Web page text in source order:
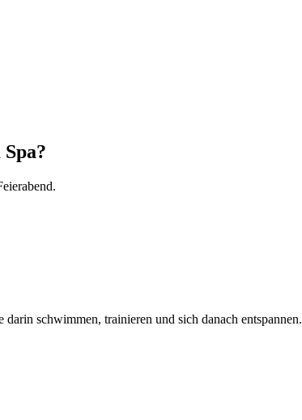
schwimmen, trainieren und sich danach entspannen.